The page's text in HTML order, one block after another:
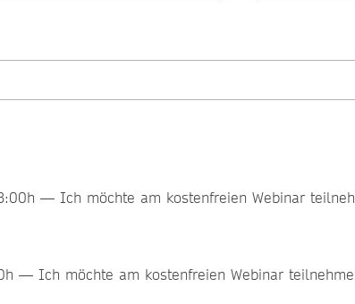
— Ich möchte am kostenfreien Webinar
— Ich möchte am kostenfreien Webinar